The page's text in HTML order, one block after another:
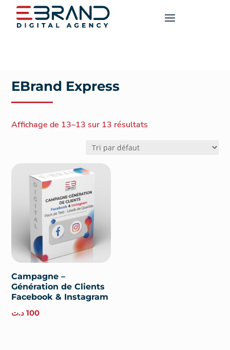
EBrand Express
Affichage de 13–13 sur 13 résultats
Campagne –
Génération de Clients
Facebook & Instagram
100 د.ت